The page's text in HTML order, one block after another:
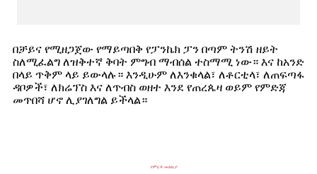
በቻይና የሚዘጋጀው የማይጣበቅ የፓንኬክ ፓን በጣም ትንሽ ዘይት
ስለሚፈልግ ለዝቅተኛ ቅባት ምግብ ማብሰል ተስማሚ ነው። እና ከአንድ
በላይ ጥቅም ላይ ይውላሉ። እንዲሁም ለእንቁላል፣ ለቶርቲላ፣ ለጠፍጣፋ
ዳቦዎች፣ ለክሬፕስ እና ለጥብስ ወዘተ እንደ የጠረጴዛ ወይም የምድጃ
መጥበሻ ሆኖ ሊያገለግል ይችላል።
የምርት መለኪያ